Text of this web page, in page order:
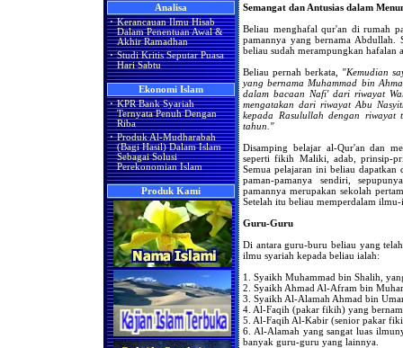
Analisa
· Kerancauan Ilmu Hisab
Dalam Penentuan Awal &
Akhir Ramadhan
· Studi Kritis Seputar Puasa
Hari Sabtu
Ekonomi Islam
· KPR Bank Syariah
Ternyata Penuh Dengan
Riba
· Produk Al-Mudharabah
(Bagi Hasil) Dalam Islam
Sebagai Solusi
Perekonomian Islam
Produk Kami
Semangat dan Antusias dalam
Beliau menghafal qur'an di rumah
pamannya yang bernama Abdullah.
beliau sudah merampungkan hafalan
Beliau pernah berkata, "Kemudian
yang bernama Muhammad bin
dalam bacaan Nafi' dari riwayat
mengatakan dari riwayat Abu
kepada Rasulullah dengan riwayat
tahun."
Disamping belajar al-Qur'an dan
seperti fikih Maliki, adab, prinsip-
Semua pelajaran ini beliau
paman-pamanya sendiri,
pamannya merupakan sekolah
Setelah itu beliau memperdalam
Guru-Guru
Di antara guru-buru beliau yang
ilmu syariah kepada beliau ialah:
1. Syaikh Muhammad bin Shalih,
2. Syaikh Ahmad Al-Afram bin
3. Syaikh Al-Alamah Ahmad bin
4. Al-Faqih (pakar fikih) yang
5. Al-Faqih Al-Kabir (senior pakar
6. Al-Alamah yang sangat luas
banyak guru-guru yang lainnya.